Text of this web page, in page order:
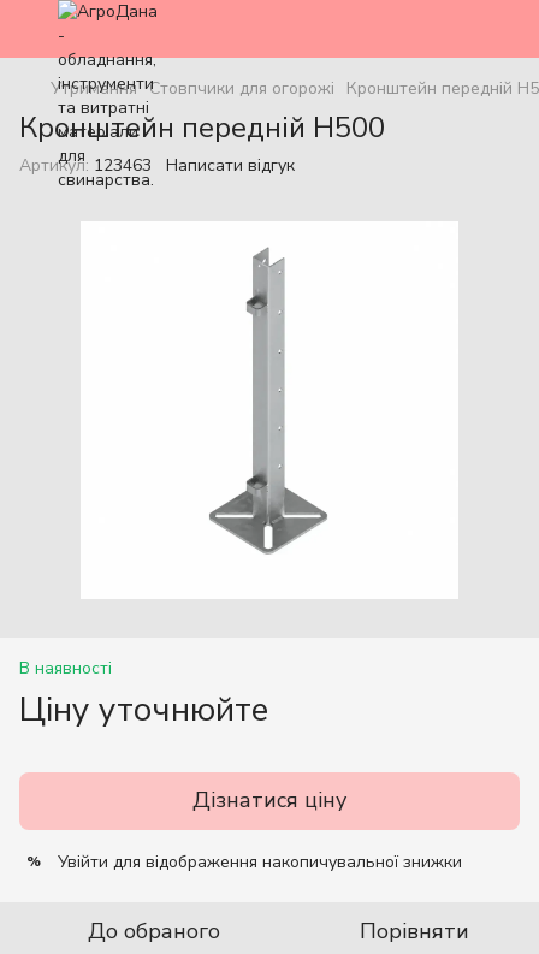
Утримання Стовпчики для огорожі Кронштейн передній
Кронштейн передній Н500
Артикул: 123463 Написати відгук
В наявності
Ціну уточнюйте
Дізнатися ціну
% Увійти для відображення накопичувальної знижки
До обраного Порівняти